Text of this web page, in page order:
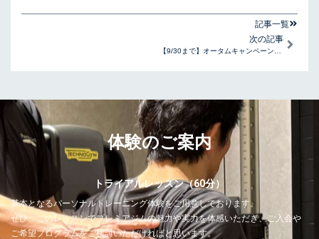
記事一覧​
次の記事Next
体験のご案内
トライアルレッスン（60分）
基本となるパーソナルトレーニング体験をご用意しております。
ぜひ、このレッスンでプレミアジムの魅力や実力を体感いただき、ご入会や
ご希望プログラムをご検討いただければと思います。